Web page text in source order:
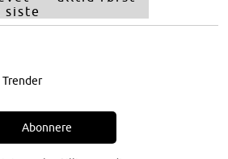
siste
Trender
Abonnere